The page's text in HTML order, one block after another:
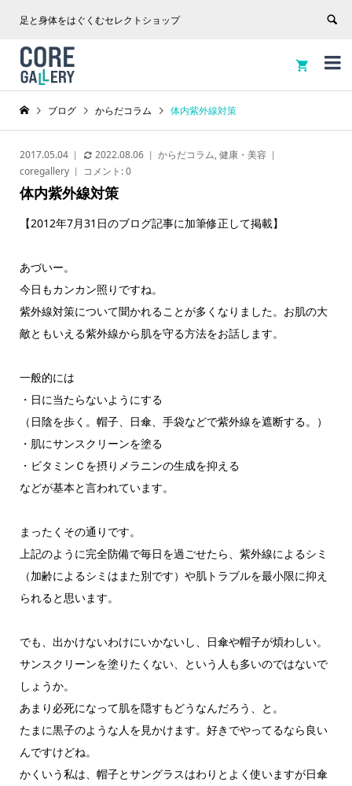
足と身体をはぐくむセレクトショップ


ブログ からだコラム 体内紫外線対策
2017.05.04 2022.08.06 からだコラム,健康・美容
coregallery
コメント:0
体内紫外線対策
【2012年7月31日のブログ記事に加筆修正して掲載】
あづいー。
今日もカンカン照りですね。
紫外線対策について聞かれることが多くなりました。お肌の大
敵ともいえる紫外線から肌を守る方法をお話します。
一般的には
・日に当たらないようにする
（日陰を歩く。帽子、日傘、手袋などで紫外線を遮断する。）
・肌にサンスクリーンを塗る
・ビタミンＣを摂りメラニンの生成を抑える
などが基本と言われています。
まったくその通りです。
上記のように完全防備で毎日を過ごせたら、紫外線によるシミ
（加齢によるシミはまた別です）や肌トラブルを最小限に抑え
られると思います。
でも、出かけないわけにいかないし、日傘や帽子が煩わしい。
サンスクリーンを塗りたくない、という人も多いのではないで
しょうか。
あまり必死になって肌を隠すもどうなんだろう、と。
たまに黒子のような人を見かけます。好きでやってるなら良い
んですけどね。
かくいう私は、帽子とサングラスはわりとよく使いますが日傘